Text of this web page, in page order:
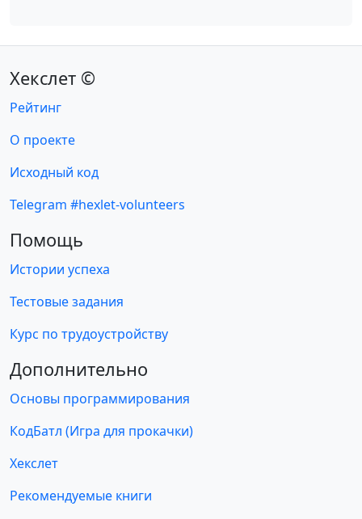
Хекслет ©
Рейтинг
О проекте
Исходный код
Telegram #hexlet-volunteers
Помощь
Истории успеха
Тестовые задания
Курс по трудоустройству
Дополнительно
Основы программирования
КодБатл (Игра для прокачки)
Хекслет
Рекомендуемые книги